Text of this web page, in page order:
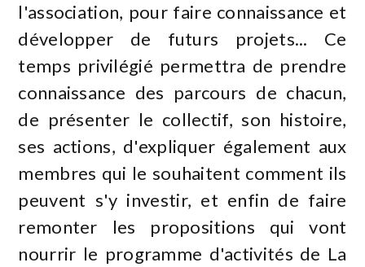
l'association, pour faire connaissance et
développer de futurs projets... Ce
temps privilégié permettra de prendre
connaissance des parcours de chacun,
de présenter le collectif, son histoire,
ses actions, d'expliquer également aux
membres qui le souhaitent comment ils
peuvent s'y investir, et enfin de faire
remonter les propositions qui vont
nourrir le programme d'activités de La